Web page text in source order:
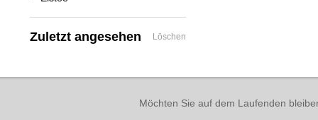
Zuletzt angesehen Löschen
Möchten Sie auf dem Laufenden